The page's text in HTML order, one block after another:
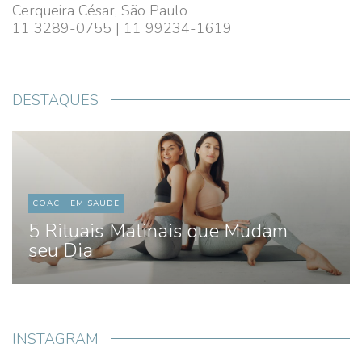
Cerqueira César, São Paulo
11 3289-0755 | 11 99234-1619
DESTAQUES
COACH EM SAÚDE
5 Rituais Matinais que Mudam
seu Dia
INSTAGRAM